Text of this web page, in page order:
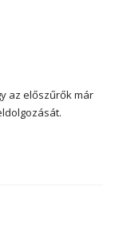
az előszűrők már